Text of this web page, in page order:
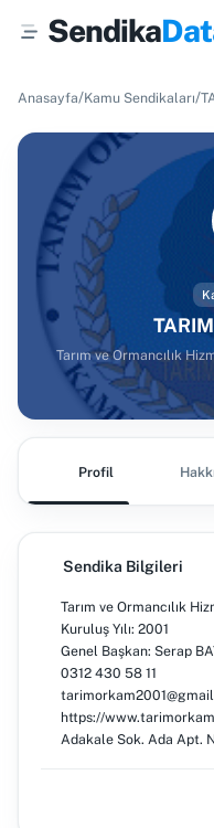
Sendika
Anasayfa/Kamu Sendikaları/
Tarım ve Ormancılık
Profil
Sendika Bilgileri
Tarım ve Ormancılık
Kuruluş Yılı: 2001
Genel Başkan: Serap
0312 430 58 11
https://
Adakale Sok. Ada Apt.